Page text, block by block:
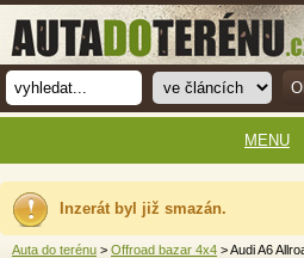
Inzerát byl již smazán.
Auta do terénu > Offroad bazar 4x4 > Audi A6
MENU